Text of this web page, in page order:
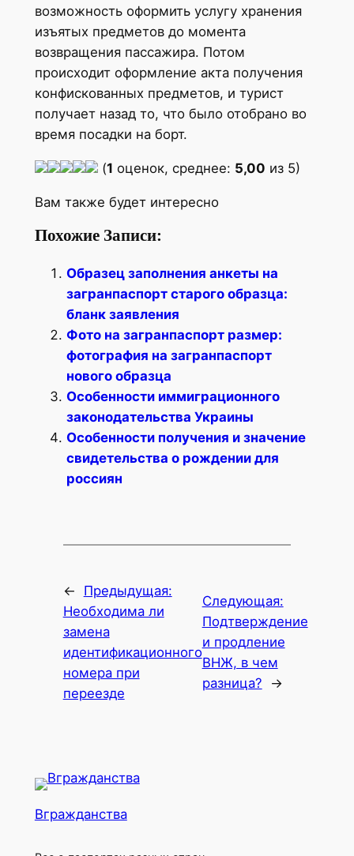
возможность оформить услугу хранения
изъятых предметов до момента
возвращения пассажира. Потом
происходит оформление акта получения
конфискованных предметов, и турист
получает назад то, что было отобрано во
время посадки на борт.
(1 оценок, среднее: 5,00 из 5)
Вам также будет интересно
Похожие Записи:
Образец заполнения анкеты на
загранпаспорт старого образца:
бланк заявления
Фото на загранпаспорт размер:
фотография на загранпаспорт
нового образца
Особенности иммиграционного
законодательства Украины
Особенности получения и значение
свидетельства о рождении для
россиян
←
Предыдущая:
Необходима ли
замена
идентификационного
номера при
переезде
Следующая:
Подтверждение
и продление
ВНЖ, в чем
разница?
→
Вгражданства